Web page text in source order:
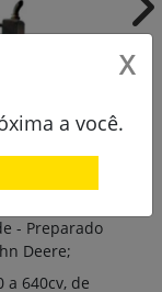
- Preparado
Deere;
a 640cv, de
X
a você.